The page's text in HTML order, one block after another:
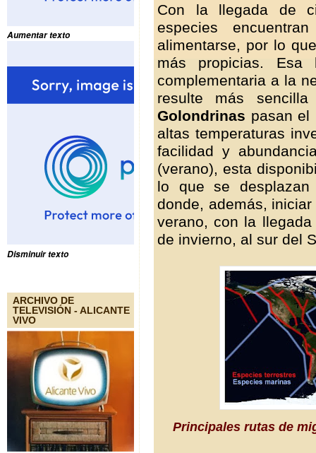
Aumentar texto
Disminuir texto
ARCHIVO DE
TELEVISIÓN - ALICANTE
VIVO
Con la llegada de
especies
alimentarse, por lo
más propicias. Esa
complementaria a la
resulte más
Golondrinas pasan el
altas temperaturas
facilidad y
(verano), esta
lo que se
donde, además,
verano, con la
de invierno, al sur del
Principales rutas de